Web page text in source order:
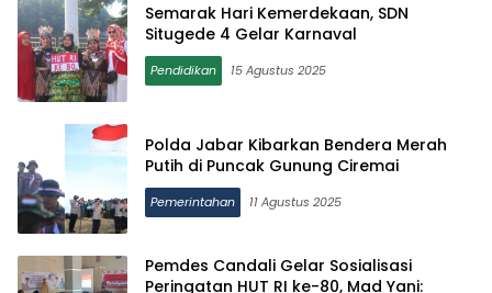
Semarak Hari Kemerdekaan, SDN
Situgede 4 Gelar Karnaval
Pendidikan 15 Agustus 2025
Polda Jabar Kibarkan Bendera Merah
Putih di Puncak Gunung Ciremai
Pemerintahan 11 Agustus 2025
Pemdes Candali Gelar Sosialisasi
Peringatan HUT RI ke-80, Mad Yani: